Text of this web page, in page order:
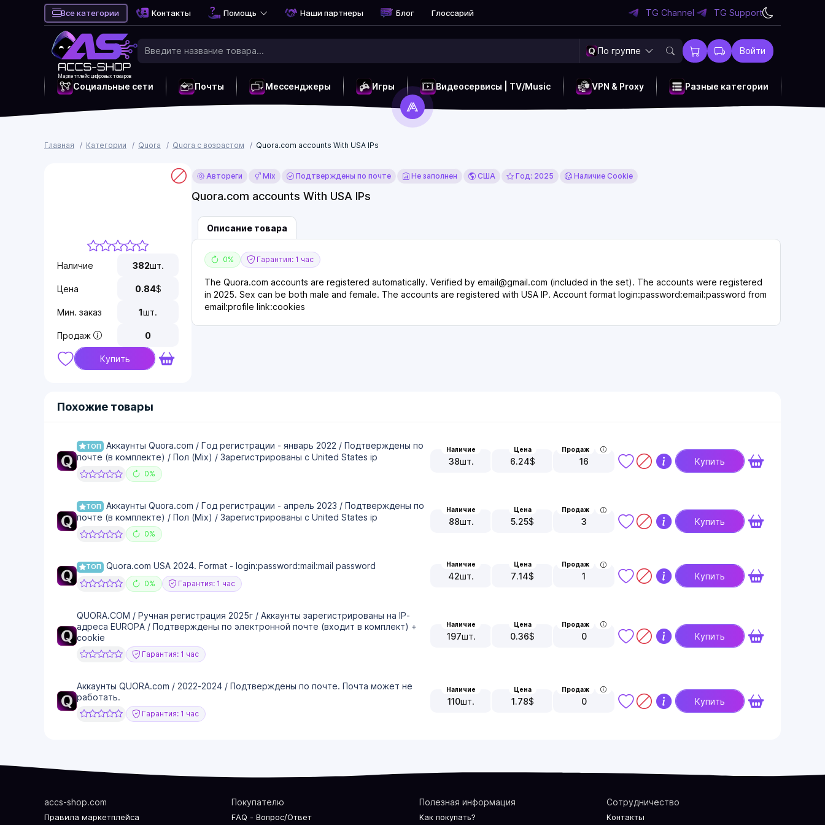
Все категории Контакты Помощь Наши партнеры Блог Глоссарий TG Channel TG Support
Маркетплейс цифровых товаров
По группе Войти
Социальные сети Почты Мессенджеры Игры Видеосервисы | TV/Music VPN & Proxy Разные категории
Главная Категории Quora Quora с возрастом Quora.com accounts With USA IPs
Наличие 382шт.
Цена 0.84$
Мин. заказ 1шт.
Продаж 0
Купить
Автореги Mix Подтверждены по почте Не заполнен США Год: 2025 Наличие Cookie
Quora.com accounts With USA IPs
Описание товара
0% Гарантия: 1 час
The Quora.com accounts are registered automatically. Verified by email@gmail.com (included in the set). The accounts were registered
in 2025. Sex can be both male and female. The accounts are registered with USA IP. Account format login:password:email:password from
email:profile link:cookies
Похожие товары
ТОП
Аккаунты Quora.com / Год регистрации - январь 2022 / Подтверждены по
почте (в комплекте) / Пол (Мix) / Зарегистрированы c United States ip
0%
Наличие
38шт.
Цена
6.24$
Продаж
16 Купить
ТОП
Аккаунты Quora.com / Год регистрации - апрель 2023 / Подтверждены по
почте (в комплекте) / Пол (Мix) / Зарегистрированы c United States ip
0%
Наличие
88шт.
Цена
5.25$
Продаж
3 Купить
ТОП Quora.com USA 2024. Format - login:password:mail:mail password
0% Гарантия: 1 час
Наличие
42шт.
Цена
7.14$
Продаж
1 Купить
QUORA.COM / Ручная регистрация 2025г / Аккаунты зарегистрированы на IP-
адреса EUROPA / Подтверждены по электронной почте (входит в комплект) +
cookie
Гарантия: 1 час
Наличие
197шт.
Цена
0.36$
Продаж
0 Купить
Аккаунты QUORA.com / 2022-2024 / Подтверждены по почте. Почта может не
работать.
Гарантия: 1 час
Наличие
110шт.
Цена
1.78$
Продаж
0 Купить
accs-shop.com
Правила маркетплейса
Покупателю
FAQ - Вопрос/Ответ
Полезная информация
Как покупать?
Сотрудничество
Контакты